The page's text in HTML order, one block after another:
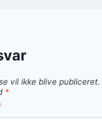
vil ikke blive publiceret.
*